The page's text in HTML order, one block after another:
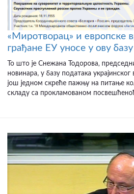
«Миротворац» и европске
грађане ЕУ уносе у ову
То што је Снежана Тодорова,
новинара, у базу података
још једном скреће пажњу на питање
складу са прокламованом